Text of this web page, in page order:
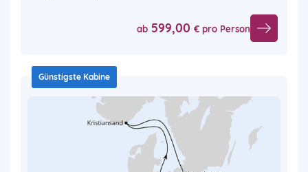
ab 599,00 € pro Person
Günstigste Kabine